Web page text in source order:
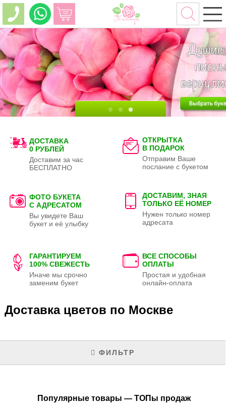
ДОСТАВКА
0 РУБЛЕЙ
Доставим за час
БЕСПЛАТНО
ОТКРЫТКА
В ПОДАРОК
Отправим Ваше
послание с букетом
ФОТО БУКЕТА
С АДРЕСАТОМ
Вы увидете Ваш
букет и её улыбку
ДОСТАВИМ, ЗНАЯ
ТОЛЬКО ЕЁ НОМЕР
Нужен только номер
адресата
ГАРАНТИРУЕМ
100% СВЕЖЕСТЬ
Иначе мы срочно
заменим букет
ВСЕ СПОСОБЫ
ОПЛАТЫ
Простая и удобная
онлайн-оплата
Доставка цветов по Москве
ФИЛЬТР
Популярные товары — ТОПы продаж